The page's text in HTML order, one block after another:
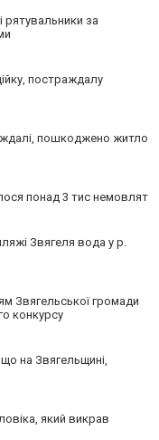
рятувальники за
постраждалу
пошкоджено житло
понад 3 тис немовлят
Звягеля вода у р.
Звягельської громади
конкурсу
на Звягельщині,
який викрав